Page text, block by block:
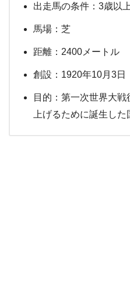
出走馬の条件：3歳以
馬場：芝
距離：2400メートル
創設：1920年10月3日
目的：第一次世界大
上げるために誕生した